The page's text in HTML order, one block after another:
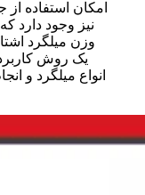
نیز وجود دارد
وزن میلگرد
انواع میلگرد و